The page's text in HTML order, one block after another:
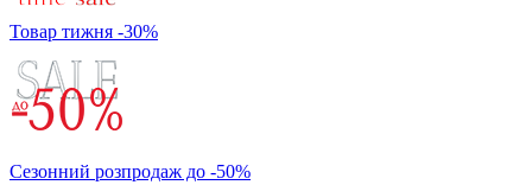
Товар тижня -30%
Сезонний розпродаж до -50%